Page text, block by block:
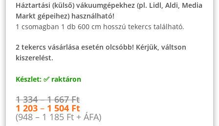
Háztartási (külső) vákuumgépekhez (pl. Lidl, Aldi, Media
Markt gépeihez) használható!
1 csomagban 1 db 600 cm hosszú tekercs található.
2 tekercs vásárlása esetén olcsóbb! Kérjük, váltson
kiszerelést.
Készlet: ✅ raktáron
1 334–1 667Ft
1 203– 1 504 Ft
(948– 1 185 Ft + ÁFA)